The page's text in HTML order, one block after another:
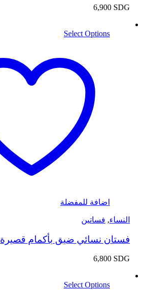
6,900 SDG
Select Options
اضافة للمفضلة
النساء, فساتين
فستان نسائي ضيق بأكمام قصيرة
6,800 SDG
Select Options